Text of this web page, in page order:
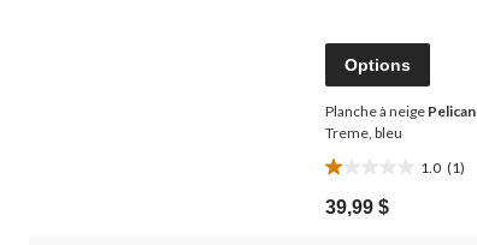
Options
Planche à neige Pelican
Treme, bleu
1.0 (1)
1.0
étoile(s)
sur
39,99 $